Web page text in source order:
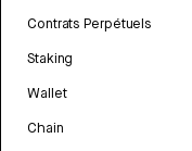
Contrats Perpétuels
Staking
Wallet
Chain